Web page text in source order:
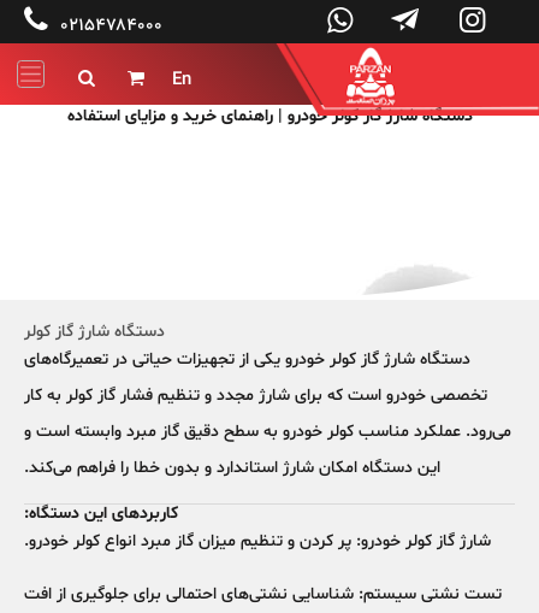



 ۰۲۱۵۴۷۸۴۰۰۰
En


دستگاه شارژ گاز کولر خودرو | راهنمای خرید و مزایای استفاده
دستگاه شارژ گاز کولر
دستگاه شارژ گاز کولر خودرو یکی از تجهیزات حیاتی در تعمیرگاه‌های
تخصصی خودرو است که برای شارژ مجدد و تنظیم فشار گاز کولر به کار
می‌رود. عملکرد مناسب کولر خودرو به سطح دقیق گاز مبرد وابسته است و
این دستگاه امکان شارژ استاندارد و بدون خطا را فراهم می‌کند.
کاربردهای این دستگاه:
شارژ گاز کولر خودرو: پر کردن و تنظیم میزان گاز مبرد انواع کولر خودرو.
تست نشتی سیستم: شناسایی نشتی‌های احتمالی برای جلوگیری از افت